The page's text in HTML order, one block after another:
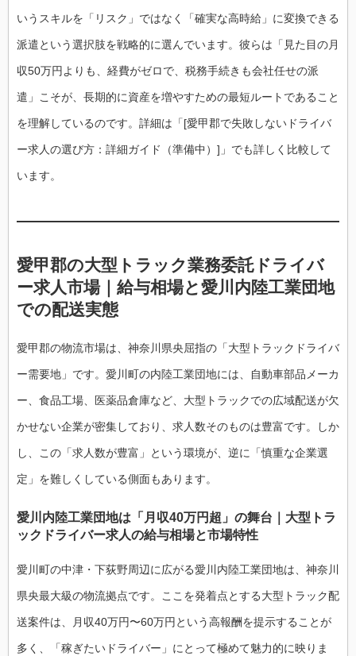
いうスキルを「リスク」ではなく「確実な高時給」に変換できる
派遣という選択肢を戦略的に選んでいます。彼らは「見た目の月
収50万円よりも、経費がゼロで、税務手続きも会社任せの派
遣」こそが、長期的に資産を増やすための最短ルートであること
を理解しているのです。詳細は「[愛甲郡で失敗しないドライバ
ー求人の選び方：詳細ガイド（準備中）]」でも詳しく比較して
います。
愛甲郡の大型トラック業務委託ドライバ
ー求人市場｜給与相場と愛川内陸工業団地
での配送実態
愛甲郡の物流市場は、神奈川県央屈指の「大型トラックドライバ
ー需要地」です。愛川町の内陸工業団地には、自動車部品メーカ
ー、食品工場、医薬品倉庫など、大型トラックでの広域配送が欠
かせない企業が密集しており、求人数そのものは豊富です。しか
し、この「求人数が豊富」という環境が、逆に「慎重な企業選
定」を難しくしている側面もあります。
愛川内陸工業団地は「月収40万円超」の舞台｜大型トラ
ックドライバー求人の給与相場と市場特性
愛川町の中津・下荻野周辺に広がる愛川内陸工業団地は、神奈川
県央最大級の物流拠点です。ここを発着点とする大型トラック配
送案件は、月収40万円〜60万円という高報酬を提示することが
多く、「稼ぎたいドライバー」にとって極めて魅力的に映りま